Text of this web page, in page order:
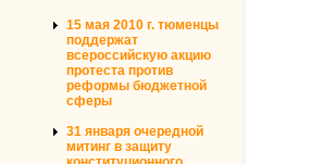
15 мая 2010 г. тюменцы
поддержат
всероссийскую акцию
протеста против
реформы бюджетной
сферы
31 января очередной
митинг в защиту